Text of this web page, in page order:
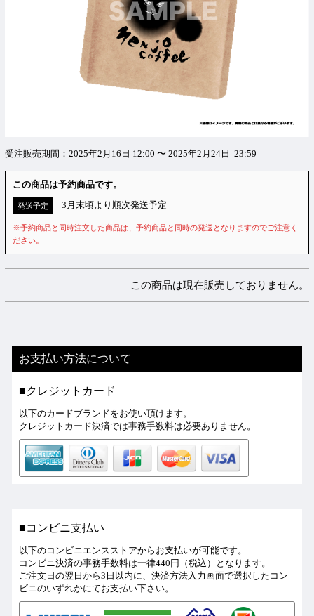
受注販売期間：2025年2月16日 12:00 〜 2025年2月24日 23:59
この商品は予約商品です。
発送予定 3月末頃より順次発送予定
※予約商品と同時注文した商品は、予約商品と同時の発送となりますのでご注意く
ださい。
この商品は現在販売しておりません。
お支払い方法について
クレジットカード
以下のカードブランドをお使い頂けます。
クレジットカード決済では事務手数料は必要ありません。
コンビニ支払い
以下のコンビニエンスストアからお支払いが可能です。
コンビニ決済の事務手数料は一律440円（税込）となります。
ご注文日の翌日から3日以内に、決済方法入力画面で選択したコン
ビニのいずれかにてお支払い下さい。